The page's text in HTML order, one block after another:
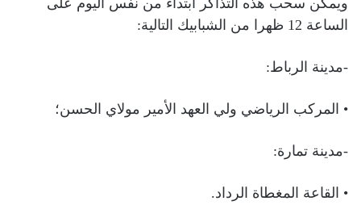
الساعة 12 ظهرا من الشبابيك التالية:
-مدينة الرباط:
• المركب الرياضي ولي العهد الأمير مولاي الحسن؛
-مدينة تمارة:
• القاعة المغطاة الرداد.